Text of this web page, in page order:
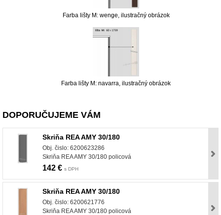
Farba lišty M: wenge, ilustračný obrázok
Farba lišty M: navarra, ilustračný obrázok
DOPORUČUJEME VÁM
Skriňa REA AMY 30/180
Obj. čislo: 6200623286
Skriňa REA AMY 30/180 policová
142 € s DPH
Skriňa REA AMY 30/180
Obj. čislo: 6200621776
Skriňa REA AMY 30/180 policová